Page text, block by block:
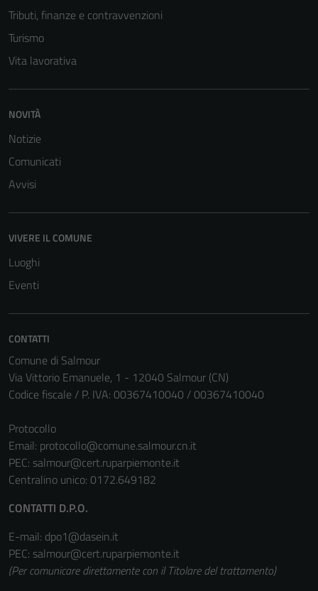
Tributi, finanze e contravvenzioni
Turismo
Vita lavorativa
NOVITÀ
Notizie
Comunicati
Avvisi
VIVERE IL COMUNE
Luoghi
Eventi
CONTATTI
Comune di Salmour
Via Vittorio Emanuele, 1 - 12040 Salmour (CN)
Codice fiscale / P. IVA: 00367410040 / 00367410040
Protocollo
Email: protocollo@comune.salmour.cn.it
PEC: salmour@cert.ruparpiemonte.it
Centralino unico: 0172.649182
CONTATTI D.P.O.
E-mail: dpo1@dasein.it
PEC: salmour@cert.ruparpiemonte.it
(Per comunicare direttamente con il Titolare del trattamento)
Questi cookie